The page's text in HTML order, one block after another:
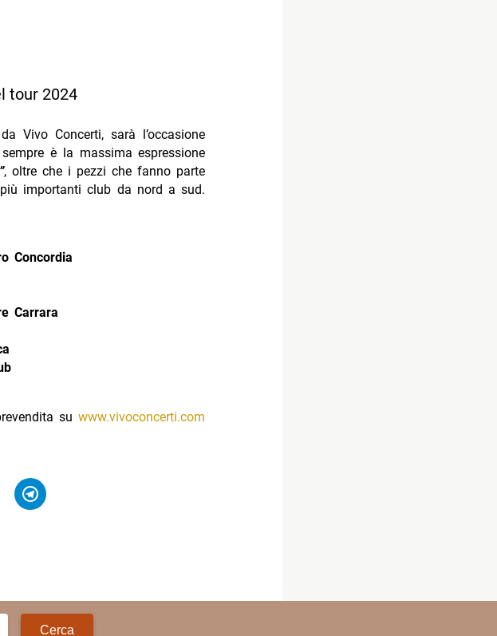
tour 2024
Vivo Concerti, sarà l’occasione
è la massima espressione
, oltre che i pezzi che fanno parte
importanti club da nord a sud.
Concordia
Carrara
suwww.vivoconcerti.com